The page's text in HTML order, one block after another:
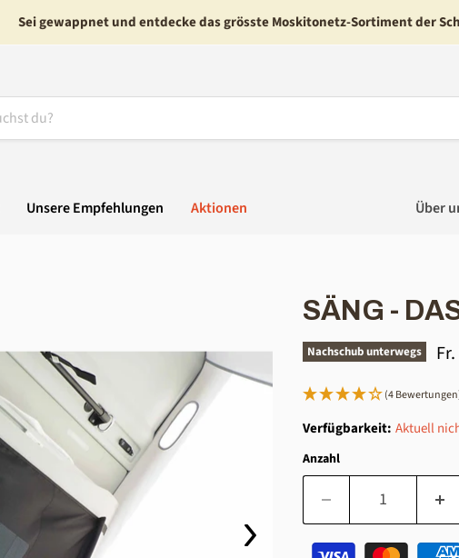
Sei gewappnet und entdecke das grösste Moskitonetz-Sortiment der
Unsere Empfehlungen Aktionen Über
SÄNG -
Nachschub unterwegs
(4
Verfügbarkeit: Aktuell
Anzahl